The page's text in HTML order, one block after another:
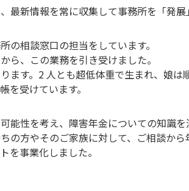
最新情報を常に収集して事務所を「発展
の相談窓口の担当をしています。
ら、この業務を引き受けました。
ます。2 人とも超低体重で生まれ、娘
を受けています。
能性を考え、障害年金についての知識を
の方やそのご家族に対して、ご相談か
を事業化しました。